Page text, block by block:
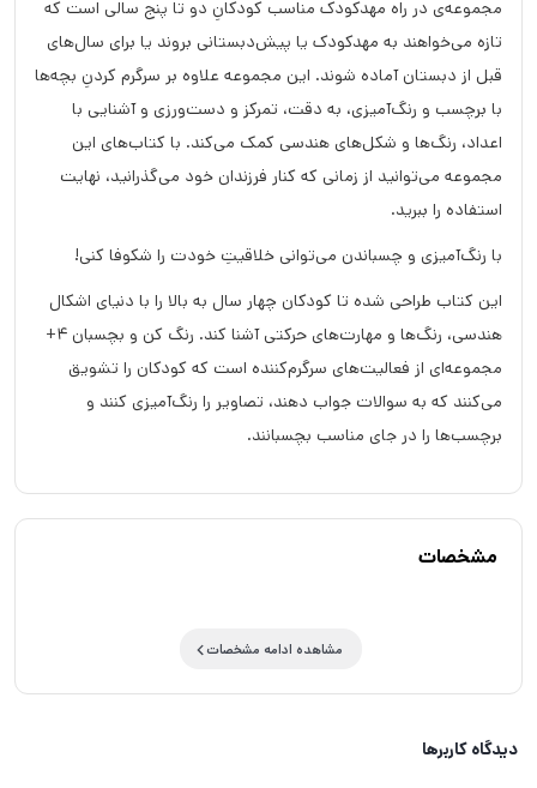
مجموعه‌ی در راه مهدکودک مناسب کودکانِ دو تا پنج سالی است که
تازه می‌خواهند به مهدکودک یا پیش‌دبستانی بروند یا برای سال‌های
قبل از دبستان آماده شوند. این مجموعه علاوه بر سرگرم کردنِ بچه‌ها
با برچسب و رنگ‌آمیزی، به دقت، تمرکز و دست‌ورزی و آشنایی با
اعداد، رنگ‌ها و شکل‌های هندسی کمک می‌کند. با کتاب‌های این
مجموعه می‌توانید از زمانی که کنار فرزندان خود می‌گذرانید، نهایت
استفاده را ببرید.
با رنگ‌آمیزی و چسباندن می‌توانی خلاقیتِ خودت را شکوفا کنی!
این کتاب طراحی شده تا کودکان چهار سال به بالا را با دنیای اشکال
هندسی، رنگ‌ها و مهارت‌های حرکتی آشنا کند. رنگ کن و بچسبان 4+
مجموعه‌ای از فعالیت‌های سرگرم‌کننده است که کودکان را تشویق
می‌کنند که به سوالات جواب دهند، تصاویر را رنگ‌آمیزی کنند و
برچسب‌ها را در جای مناسب بچسبانند.
مشخصات
مشاهده ادامه مشخصات
دیدگاه کاربرها